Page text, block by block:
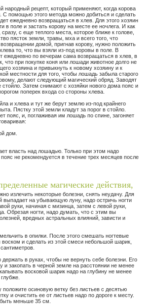
народный рецепт, который применяют, когда корова
С помощью этого метода можно добиться и сделать
ежедневно возвращаться в хлев. Для этого хозяин
в поле и застать корову на месте ее ночлега. И как
с еще теплого места, которое ближе к голове,
пясток земли, травы, мха и всего того, что
домой, пригнав корову, нужно положить
то, что вы взяли из-под коровы в поле. В
ежедневно по вечерам сама возвращаться в хлев, в
что при покупке коня или лошади животное долго не
хозяина и привыкнуть к новому хозяину и к
местности для того, чтобы лошадь забыла старого
делают следующий магический обряд. Заводят
Затем снимают с хозяйки нового дома пояс и
поперек входа со стороны хлева.
и хлева и тут же берут землю из-под крайнего
Пястку этой земли кладут за порог в стойло.
пояс, и, поглаживая им лошадь по спине, загоняет
дом.
власть над лошадью. Только при этом надо
не рекомендуется в течение трех месяцев после
магические действия,
излечить некоторые болезни, снять неудачу. Для
выпадает на убывающую луну, надо остричь ногти
руки, начиная с мизинца, затем с левой руки,
Обрезая ногти, надо думать, что с этим вы
вредных астральных влияний, зависти и
в опилки. После этого смешать ногтевые
и сделать из этой смеси небольшой шарик,
держать в руках, чтобы не вернуть себе болезни. Его
и закопать в черной земле на расстоянии не менее
восковой шарик надо на глубину не менее
положите осиновую ветку без листьев с десятью
и очистить ее от листьев надо по дороге к месту.
меньше 35 см.